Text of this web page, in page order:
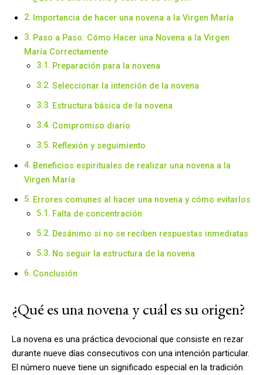
Importancia de hacer una novena a la Virgen María
Paso a Paso: Cómo Hacer una Novena a la Virgen
María Correctamente
Preparación para la novena
Seleccionar la intención de la novena
Estructura básica de la novena
Compromiso diario
Reflexión y seguimiento
Beneficios espirituales de realizar una novena a la
Virgen María
Errores comunes al hacer una novena y cómo evitarlos
Falta de concentración
Desánimo si no se reciben respuestas inmediatas
No seguir la estructura de la novena
Conclusión
¿Qué es una novena y cuál es su origen?
La novena es una práctica devocional que consiste en rezar
durante nueve días consecutivos con una intención particular.
El número nueve tiene un significado especial en la tradición